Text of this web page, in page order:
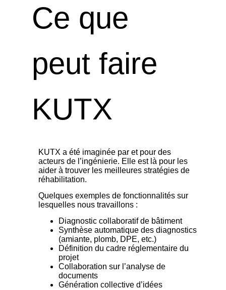
Ce que
peut faire
KUTX
KUTX a été imaginée par et pour des
acteurs de l’ingénierie. Elle est là pour les
aider à trouver les meilleures stratégies de
réhabilitation.
Quelques exemples de fonctionnalités sur
lesquelles nous travaillons :
Diagnostic collaboratif de bâtiment
Synthèse automatique des diagnostics
(amiante, plomb, DPE, etc.)
Définition du cadre réglementaire du
projet
Collaboration sur l’analyse de
documents
Génération collective d’idées